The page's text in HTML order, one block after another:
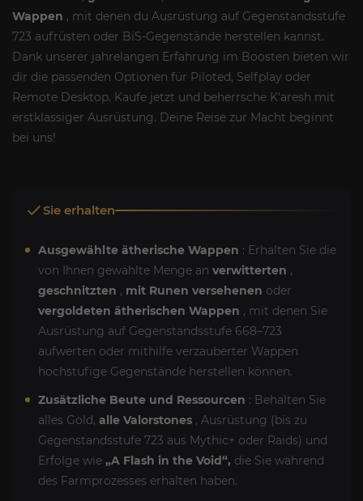
Wappen , mit denen du Ausrüstung auf Gegenstandsstufe
723 aufrüsten oder BiS-Gegenstände herstellen kannst.
Dank unserer jahrelangen Erfahrung im Boosten bieten wir
dir die passenden Optionen für Piloted, Selfplay oder
Remote Desktop. Kaufe jetzt und beherrsche K'aresh mit
erstklassiger Ausrüstung. Deine Reise zur Macht beginnt
bei uns!
Sie erhalten
Ausgewählte ätherische Wappen : Erhalten Sie die
von Ihnen gewählte Menge an verwitterten ,
geschnitzten , mit Runen versehenen oder
vergoldeten ätherischen Wappen , mit denen Sie
Ausrüstung auf Gegenstandsstufe 668–723
aufwerten oder mithilfe verzauberter Wappen
hochstufige Gegenstände herstellen können.
Zusätzliche Beute und Ressourcen : Behalten Sie
alles Gold, alle Valorstones , Ausrüstung (bis zu
Gegenstandsstufe 723 aus Mythic+ oder Raids) und
Erfolge wie „A Flash in the Void“, die Sie während
des Farmprozesses erhalten haben.